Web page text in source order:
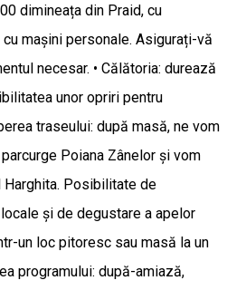
dimineața din Praid, cu
mașini personale. Asigurați-vă
necesar. • Călătoria: durează
unor opriri pentru
traseului: după masă, ne vom
Poiana Zânelor și vom
Posibilitate de
și de degustare a apelor
un loc pitoresc sau masă la un
programului: după-amiază,